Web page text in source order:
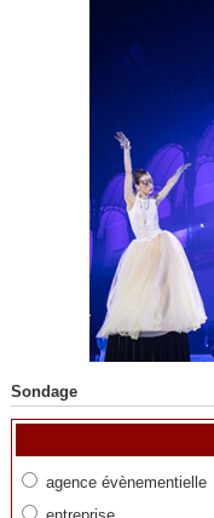
Sondage
agence évènementielle